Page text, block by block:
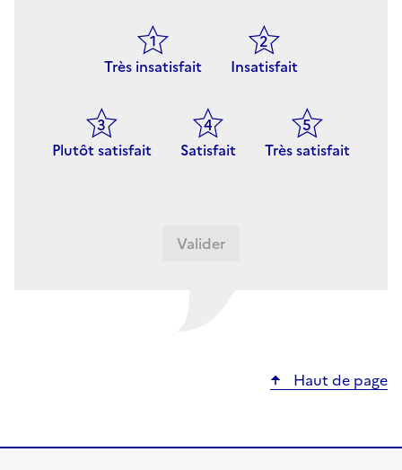
Très insatisfait Insatisfait
Plutôt satisfait Satisfait Très satisfait
Haut de page